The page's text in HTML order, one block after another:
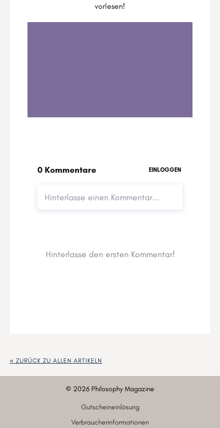
vorlesen!
« ZURÜCK ZU ALLEN ARTIKELN
© 2026 Philosophy Magazine
Gutscheineinlösung
Verbraucherinformationen